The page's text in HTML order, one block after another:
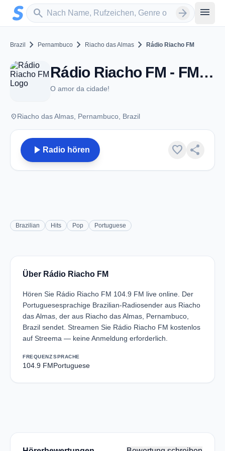
Zum Hauptinhalt springen
search
Sender suchen arrow_forward menu
Brazil chevron_right Pernambuco chevron_right Riacho das Almas chevron_right Rádio Riacho FM
Rádio Riacho FM - FM 104.9 - Riacho das Almas
O amor da cidade!
placeRiacho das Almas, Pernambuco, Brazil
play_arrow Radio hören favorite share
Brazilian Hits Pop Portuguese
Über Rádio Riacho FM
Hören Sie Rádio Riacho FM 104.9 FM live online. Der
Portuguesesprachige Brazilian-Radiosender aus Riacho
das Almas, der aus Riacho das Almas, Pernambuco,
Brazil sendet. Streamen Sie Rádio Riacho FM kostenlos
auf Streema — keine Anmeldung erforderlich.
FREQUENZ
104.9 FM
SPRACHE
Portuguese